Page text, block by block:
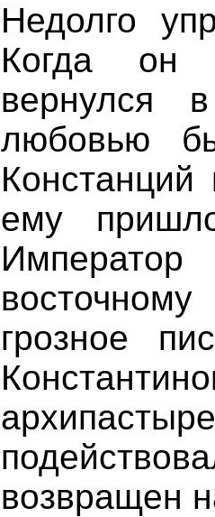
Недолго
Когда он
вернулся
любовью
Констанций
ему
Император
грозное
возвращен